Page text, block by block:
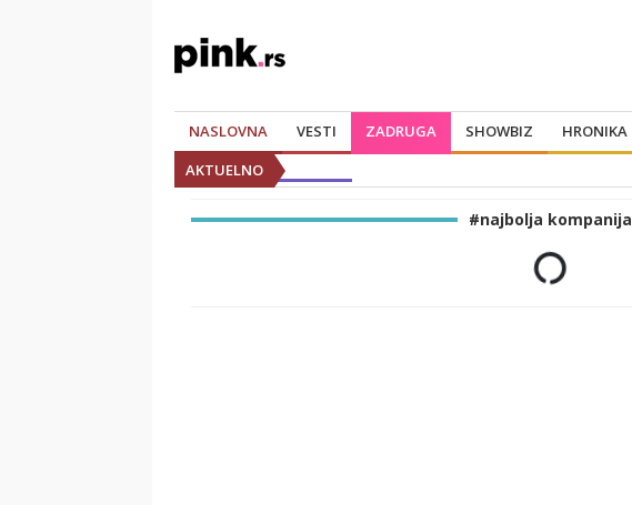
NASLOVNA VESTI ZADRUGA SHOWBIZ HRONIKA
AKTUELNO
#najbolja kompanija